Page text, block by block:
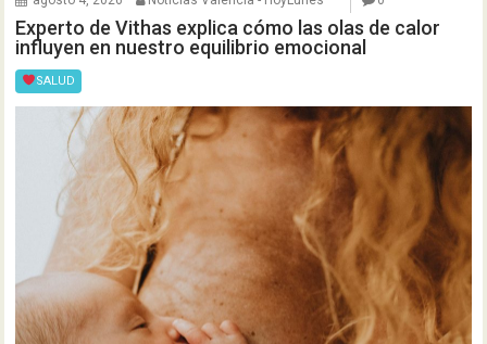
Experto de Vithas explica cómo las olas de calor
influyen en nuestro equilibrio emocional
SALUD